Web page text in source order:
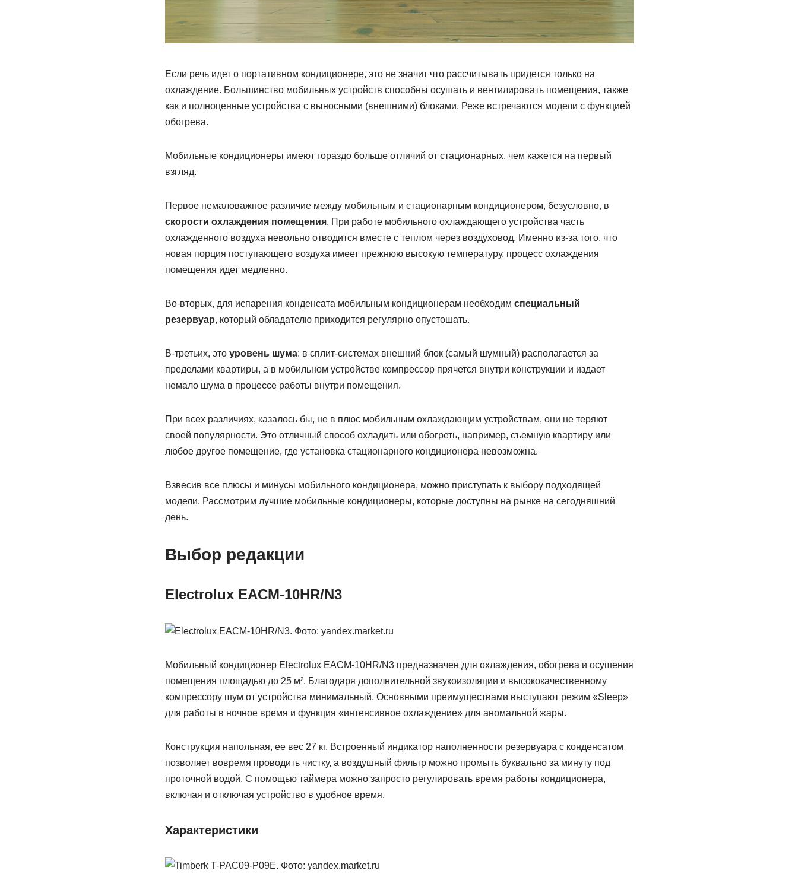
Если речь идет о портативном кондиционере, это не значит что рассчитывать придется только на
охлаждение. Большинство мобильных устройств способны осушать и вентилировать помещения, также
как и полноценные устройства с выносными (внешними) блоками. Реже встречаются модели с функцией
обогрева.
Мобильные кондиционеры имеют гораздо больше отличий от стационарных, чем кажется на первый
взгляд.
Первое немаловажное различие между мобильным и стационарным кондиционером, безусловно, в
скорости охлаждения помещения. При работе мобильного охлаждающего устройства часть
охлажденного воздуха невольно отводится вместе с теплом через воздуховод. Именно из-за того, что
новая порция поступающего воздуха имеет прежнюю высокую температуру, процесс охлаждения
помещения идет медленно.
Во-вторых, для испарения конденсата мобильным кондиционерам необходим специальный
резервуар, который обладателю приходится регулярно опустошать.
В-третьих, это уровень шума: в сплит-системах внешний блок (самый шумный) располагается за
пределами квартиры, а в мобильном устройстве компрессор прячется внутри конструкции и издает
немало шума в процессе работы внутри помещения.
При всех различиях, казалось бы, не в плюс мобильным охлаждающим устройствам, они не теряют
своей популярности. Это отличный способ охладить или обогреть, например, съемную квартиру или
любое другое помещение, где установка стационарного кондиционера невозможна.
Взвесив все плюсы и минусы мобильного кондиционера, можно приступать к выбору подходящей
модели. Рассмотрим лучшие мобильные кондиционеры, которые доступны на рынке на сегодняшний
день.
Выбор редакции
Electrolux EACM-10HR/N3
Мобильный кондиционер Electrolux EACM-10HR/N3 предназначен для охлаждения, обогрева и осушения
помещения площадью до 25 м². Благодаря дополнительной звукоизоляции и высококачественному
компрессору шум от устройства минимальный. Основными преимуществами выступают режим «Sleep»
для работы в ночное время и функция «интенсивное охлаждение» для аномальной жары.
Конструкция напольная, ее вес 27 кг. Встроенный индикатор наполненности резервуара с конденсатом
позволяет вовремя проводить чистку, а воздушный фильтр можно промыть буквально за минуту под
проточной водой. С помощью таймера можно запросто регулировать время работы кондиционера,
включая и отключая устройство в удобное время.
Характеристики